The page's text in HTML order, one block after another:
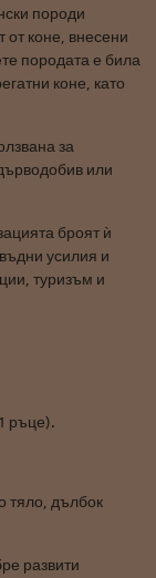
породи
от коне, внесени
породата е била
коне, като
за
или
броят ѝ
усилия и
туризъм и
ръце).
тяло, дълбок
развити